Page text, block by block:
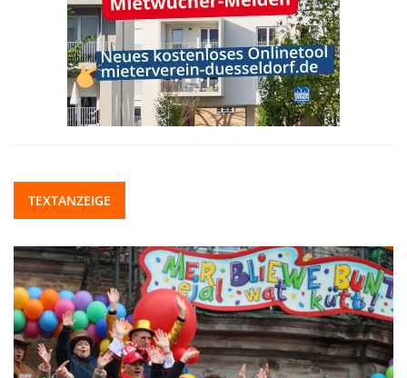
TEXTANZEIGE